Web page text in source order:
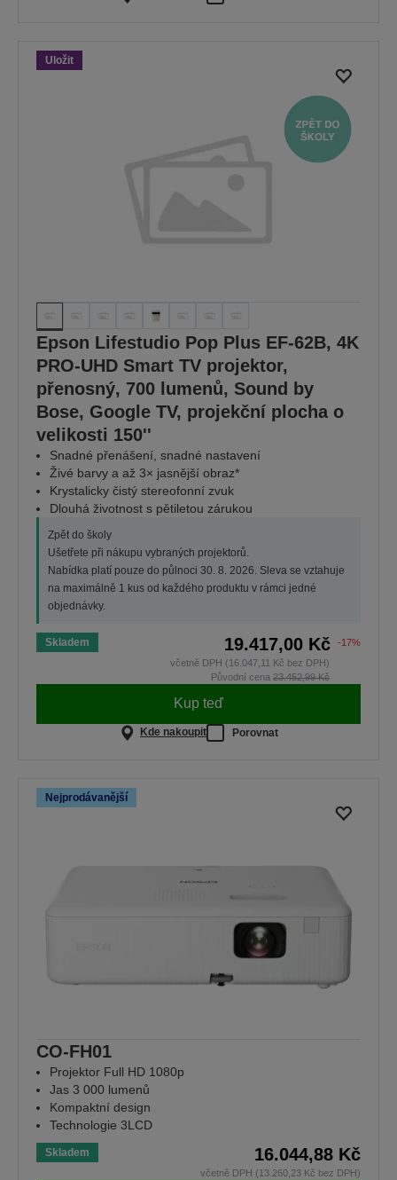
Uložit
Epson Lifestudio Pop Plus EF-62B, 4K
PRO-UHD Smart TV projektor,
přenosný, 700 lumenů, Sound by
Bose, Google TV, projekční plocha o
velikosti 150''
Snadné přenášení, snadné nastavení
Živé barvy a až 3× jasnější obraz*
Krystalicky čistý stereofonní zvuk
Dlouhá životnost s pětiletou zárukou
Zpět do školy
Ušetřete při nákupu vybraných projektorů.
Nabídka platí pouze do půlnoci 30. 8. 2026. Sleva se vztahuje
na maximálně 1 kus od každého produktu v rámci jedné
objednávky.
Skladem 19.417,00 Kč
-17%
včetně DPH (16.047,11 Kč bez DPH)
Původní cena 23.452,99 Kč
Kup teď
Kde nakoupit Porovnat
Nejprodávanější
CO-FH01
Projektor Full HD 1080p
Jas 3 000 lumenů
Kompaktní design
Technologie 3LCD
Skladem 16.044,88 Kč
včetně DPH (13.260,23 Kč bez DPH)